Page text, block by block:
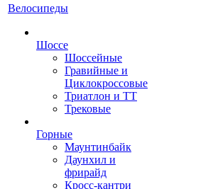
Велосипеды
Шоссе
Шоссейные
Гравийные и
Циклокроссовые
Триатлон и ТТ
Трековые
Горные
Маунтинбайк
Даунхил и
фрирайд
Кросс-кантри